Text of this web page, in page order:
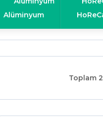
Alüminyum
Toplam